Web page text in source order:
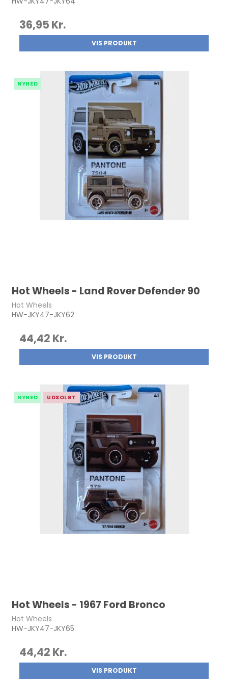
36,95 Kr.
VIS PRODUKT
NYHED
Hot Wheels - Land Rover Defender 90
Hot Wheels
HW-JKY47-JKY62
44,42 Kr.
VIS PRODUKT
NYHED UDSOLGT
Hot Wheels - 1967 Ford Bronco
Hot Wheels
HW-JKY47-JKY65
44,42 Kr.
VIS PRODUKT